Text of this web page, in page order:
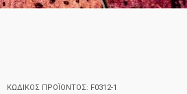
ΚΩΔΙΚΌΣ ΠΡΟΪΌΝΤΟΣ: F0312-1